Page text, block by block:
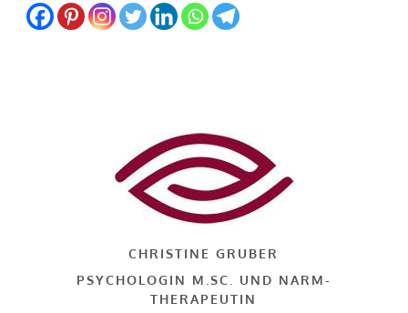
CHRISTINE GRUBER
PSYCHOLOGIN M.SC. UND NARM-
THERAPEUTIN